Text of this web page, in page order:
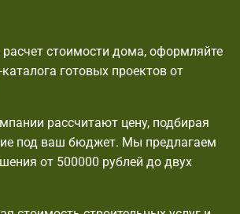
стоимости дома, оформляйте
готовых проектов от
рассчитают цену, подбирая
под ваш бюджет. Мы предлагаем
от 500000 рублей до двух